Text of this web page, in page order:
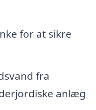
for at sikre
fra
anlæg